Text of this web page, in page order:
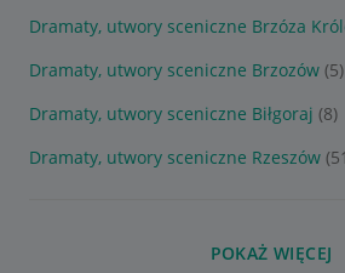
Dramaty, utwory sceniczne Brzóza
Dramaty, utwory sceniczne Brzozów (5)
Dramaty, utwory sceniczne Biłgoraj (8)
Dramaty, utwory sceniczne Rzeszów
POKAŻ WIĘCEJ